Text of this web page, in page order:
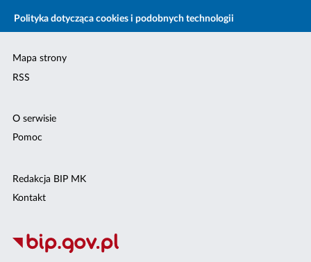
Polityka dotycząca cookies i podobnych technologii
Mapa strony
RSS
O serwisie
Pomoc
Redakcja BIP MK
Kontakt